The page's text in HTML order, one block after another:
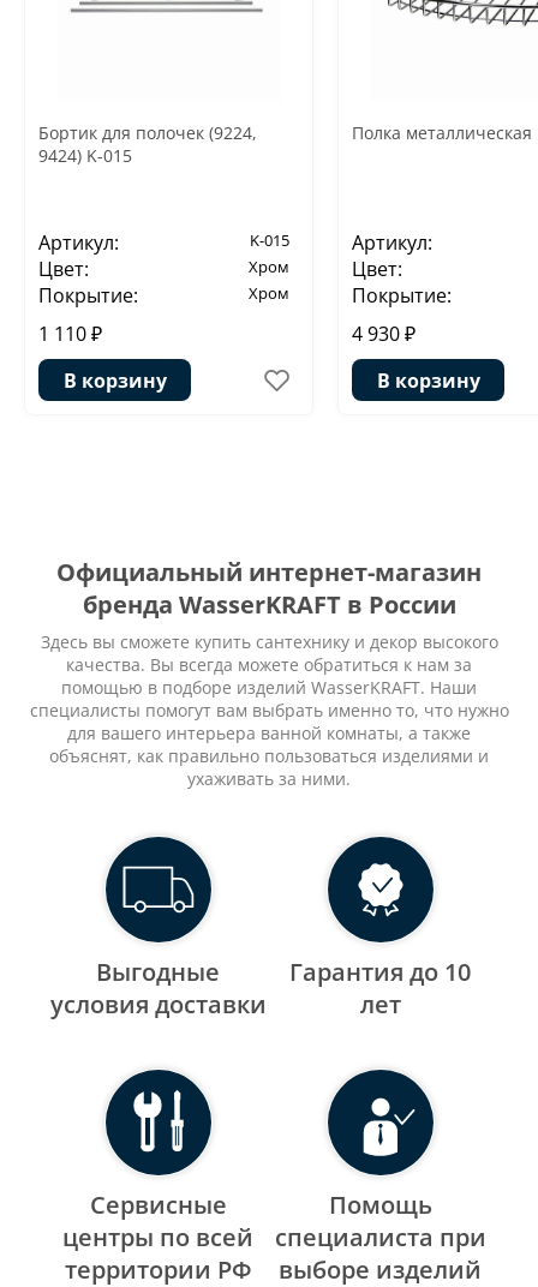
Бортик для полочек (9224,
9424) K-015
Артикул: K-015
Цвет: Хром
Покрытие: Хром
1 110 ₽
В корзину
Полка металлическая
Артикул:
Цвет:
Покрытие:
4 930 ₽
В корзину
Официальный интернет-магазин
бренда WasserKRAFT в России
Здесь вы сможете купить сантехнику и декор высокого
качества. Вы всегда можете обратиться к нам за
помощью в подборе изделий WasserKRAFT. Наши
специалисты помогут вам выбрать именно то, что нужно
для вашего интерьера ванной комнаты, а также
объяснят, как правильно пользоваться изделиями и
ухаживать за ними.
Выгодные
уcловия доставки
Гарантия до 10
лет
Сервисные
центры по всей
территории РФ
Помощь
специалиста при
выборе изделий